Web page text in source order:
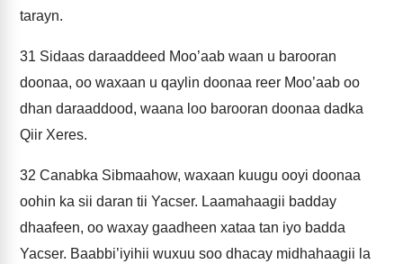
tarayn.
31 Sidaas daraaddeed Moo’aab waan u barooran
doonaa, oo waxaan u qaylin doonaa reer Moo’aab oo
dhan daraaddood, waana loo barooran doonaa dadka
Qiir Xeres.
32 Canabka Sibmaahow, waxaan kuugu ooyi doonaa
oohin ka sii daran tii Yacser. Laamahaagii badday
dhaafeen, oo waxay gaadheen xataa tan iyo badda
Yacser. Baabbi’iyihii wuxuu soo dhacay midhahaagii la